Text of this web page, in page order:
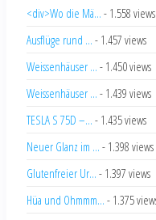
<div>Wo die Mä... - 1.558 views
Ausflüge rund ... - 1.457 views
Weissenhäuser ... - 1.450 views
Weissenhäuser ... - 1.439 views
TESLA S 75D –... - 1.435 views
Neuer Glanz im ... - 1.398 views
Glutenfreier Ur... - 1.397 views
Hüa und Ohmmm... - 1.375